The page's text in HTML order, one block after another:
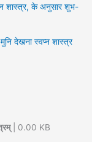
शास्त्र, के अनुसार शुभ-
देखना स्वप्न शास्त्र
| 0.00 KB